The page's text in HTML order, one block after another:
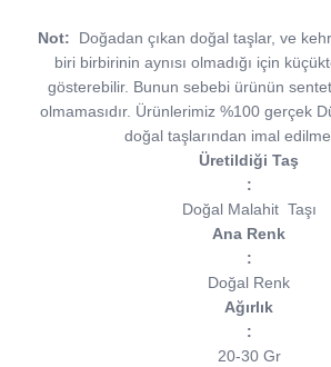
Not:
Doğadan çıkan doğal taşlar, ve
biri birbirinin aynısı olmadığı için
gösterebilir. Bunun sebebi ürünün
olmamasıdır. Ürünlerimiz %100 gerçek
doğal taşlarından imal
Üretildiği Taş
:
Doğal Malahit Taşı
Ana Renk
:
Doğal Renk
Ağırlık
:
20-30 Gr